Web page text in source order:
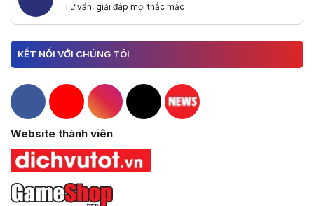
Tư vấn, giải đáp mọi thắc mắc
KẾT NỐI VỚI CHÚNG TÔI
Hacom Facebook
Hacom YouTube
Hacom Instagram
Hacom TikTok
Website thành viên